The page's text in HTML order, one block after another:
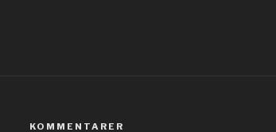
KOMMENTARER